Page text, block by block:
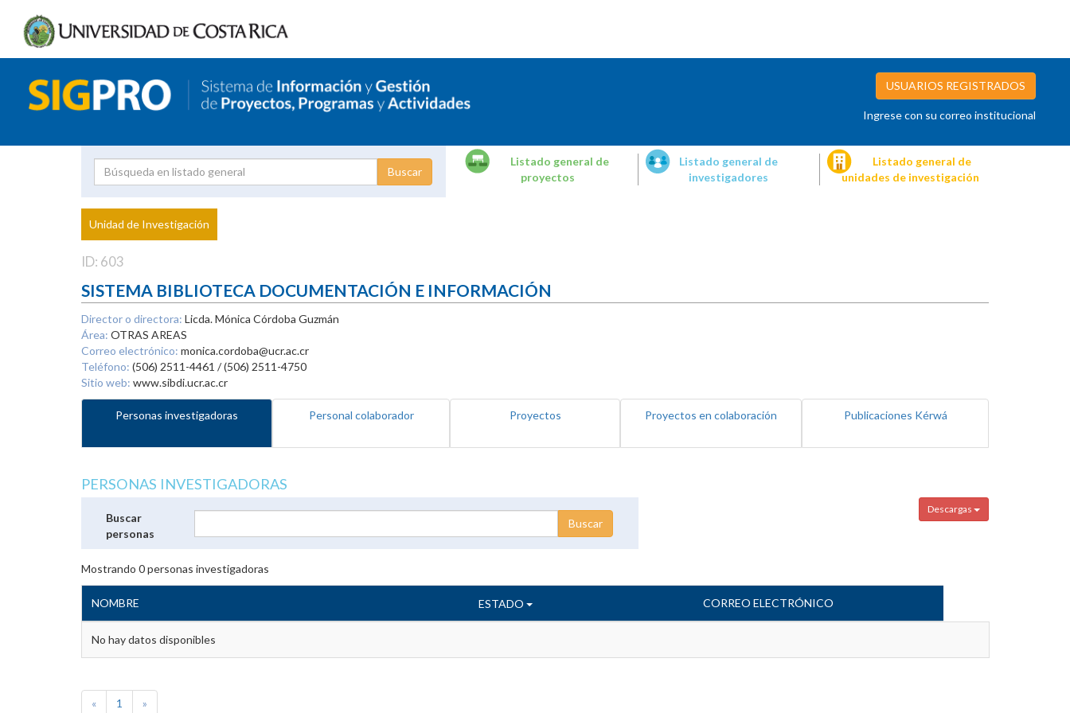
USUARIOS REGISTRADOS
Ingrese con su correo institucional
Proyecto
Investigador
Listado general de
proyectos
Listado general de
investigadores
Listado general de
unidades de investigación
Unidad de Investigación
ID: 603
SISTEMA BIBLIOTECA DOCUMENTACIÓN E INFORMACIÓN
Director o directora: Licda. Mónica Córdoba Guzmán
Área: OTRAS AREAS
Correo electrónico: monica.cordoba@ucr.ac.cr
Teléfono: (506) 2511-4461 / (506) 2511-4750
Sitio web: www.sibdi.ucr.ac.cr
Personas investigadoras Personal colaborador Proyectos Proyectos en colaboración Publicaciones Kérwá
PERSONAS INVESTIGADORAS
Descargas
Buscar
personas
Mostrando 0personas investigadoras
NOMBRE ESTADO CORREO ELECTRÓNICO
No hay datos disponibles
« 1 »